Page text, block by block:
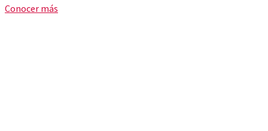
Conocer más